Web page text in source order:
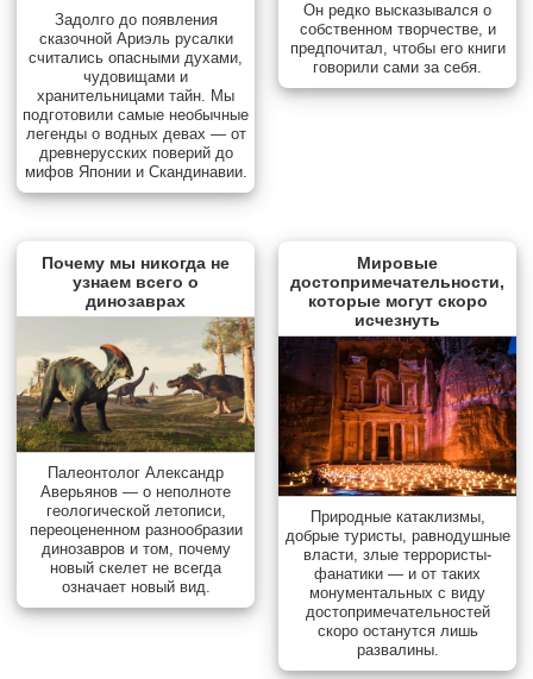
Задолго до появления
сказочной Ариэль русалки
считались опасными духами,
чудовищами и
хранительницами тайн. Мы
подготовили самые необычные
легенды о водных девах — от
древнерусских поверий до
мифов Японии и Скандинавии.
Он редко высказывался о
собственном творчестве, и
предпочитал, чтобы его книги
говорили сами за себя.
Почему мы никогда не
узнаем всего о
динозаврах
Палеонтолог Александр
Аверьянов — о неполноте
геологической летописи,
переоцененном разнообразии
динозавров и том, почему
новый скелет не всегда
означает новый вид.
Мировые
достопримечательности,
которые могут скоро
исчезнуть
Природные катаклизмы,
добрые туристы, равнодушные
власти, злые террористы-
фанатики — и от таких
монументальных с виду
достопримечательностей
скоро останутся лишь
развалины.